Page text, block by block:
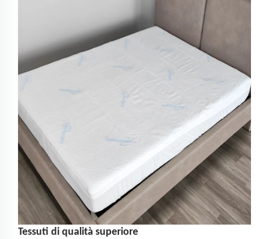
Tessuti di qualità superiore